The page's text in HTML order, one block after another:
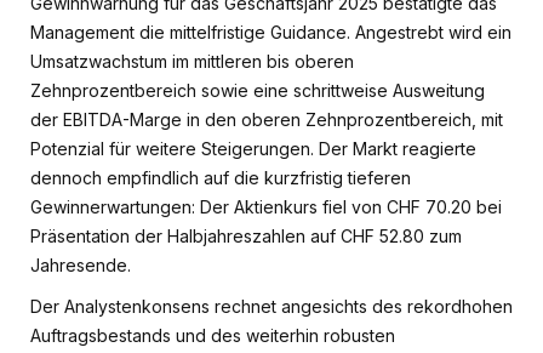
Management die mittelfristige Guidance. Angestrebt wird ein
Umsatzwachstum im mittleren bis oberen
Zehnprozentbereich sowie eine schrittweise Ausweitung
der EBITDA-Marge in den oberen Zehnprozentbereich, mit
Potenzial für weitere Steigerungen. Der Markt reagierte
dennoch empfindlich auf die kurzfristig tieferen
Gewinnerwartungen: Der Aktienkurs fiel von CHF 70.20 bei
Präsentation der Halbjahreszahlen auf CHF 52.80 zum
Jahresende.
Der Analystenkonsens rechnet angesichts des rekordhohen
Auftragsbestands und des weiterhin robusten